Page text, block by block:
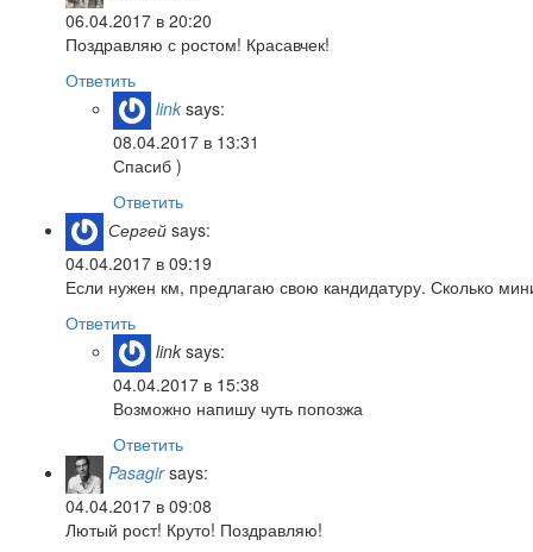
06.04.2017 в 20:20
Поздравляю с ростом! Красавчек!
Ответить
link says:
08.04.2017 в 13:31
Спасиб )
Ответить
Сергей says:
04.04.2017 в 09:19
Если нужен км, предлагаю свою кандидатуру. Сколько
Ответить
link says:
04.04.2017 в 15:38
Возможно напишу чуть попозжа
Ответить
Pasagir says:
04.04.2017 в 09:08
Лютый рост! Круто! Поздравляю!